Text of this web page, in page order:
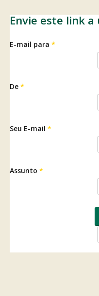
Envie este link a
E-mail para *
De *
Seu E-mail *
Assunto *